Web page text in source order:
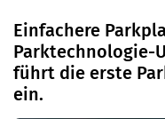
Einfachere
Parktechnologie-
führt die erste
ein.